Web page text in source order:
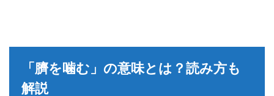
「臍を噛む」の意味とは？読み方も
解説